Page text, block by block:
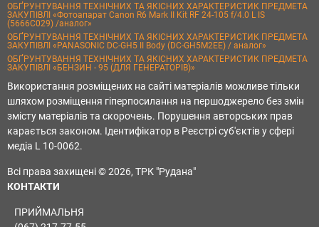
ОБҐРУНТУВАННЯ ТЕХНІЧНИХ ТА ЯКІСНИХ ХАРАКТЕРИСТИК ПРЕДМЕТА
ЗАКУПІВЛІ «Фотоапарат Canon R6 Mark II Kit RF 24-105 f/4.0 L IS
(5666C029) /аналог»
ОБҐРУНТУВАННЯ ТЕХНІЧНИХ ТА ЯКІСНИХ ХАРАКТЕРИСТИК ПРЕДМЕТА
ЗАКУПІВЛІ «PANASONIC DC-GH5 II Body (DC-GH5M2EE) / аналог»
ОБҐРУНТУВАННЯ ТЕХНІЧНИХ ТА ЯКІСНИХ ХАРАКТЕРИСТИК ПРЕДМЕТА
ЗАКУПІВЛІ «БЕНЗИН - 95 (ДЛЯ ГЕНЕРАТОРІВ)»
Використання розміщених на сайті матеріалів можливе тільки
шляхом розміщення гіперпосилання на першоджерело без змін
змісту матеріалів та скорочень. Порушення авторських прав
карається законом. Ідентифікатор в Реєстрі суб'єктів у сфері
медіа L 10-0062.
Всі права захищені © 2026, ТРК "Рудана"
КОНТАКТИ
ПРИЙМАЛЬНЯ